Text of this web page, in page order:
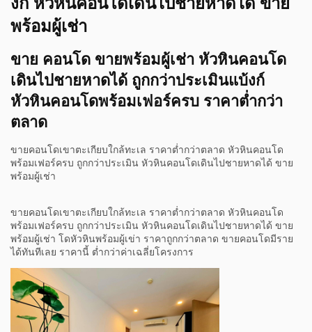
พร้อมผู้เช่า
ขาย คอนโด ขายพร้อมผู้เช่า หัวหินคอนโด
เดินไปชายหาดได้ ถูกกว่าประเมินแบ้งก์
หัวหินคอนโดพร้อมเฟอร์ครบ ราคาต่ำกว่า
ตลาด
ขายคอนโดเขาตะเกียบใกล้ทะเล ราคาต่ำกว่าตลาด หัวหินคอนโด
พร้อมเฟอร์ครบ ถูกกว่าประเมิน หัวหินคอนโดเดินไปชายหาดได้ ขาย
พร้อมผู้เช่า
ขายคอนโดเขาตะเกียบใกล้ทะเล ราคาต่ำกว่าตลาด หัวหินคอนโด
พร้อมเฟอร์ครบ ถูกกว่าประเมิน หัวหินคอนโดเดินไปชายหาดได้ ขาย
พร้อมผู้เช่า โดหัวหินพร้อมผู้เข่า ราคาถูกกว่าตลาด ขายคอนโดมีราย
ได้ทันทีเลย ราคานี้ ต่ำกว่าค่าเฉลี่ยโครงการ